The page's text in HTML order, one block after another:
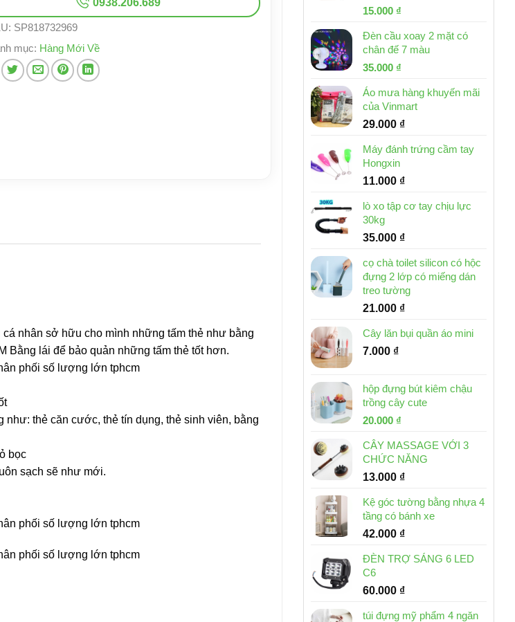
Giá
là:
32.000 ₫.
15.000 ₫
tại
là:
Đèn cầu xoay 2 mặt có
chân đế 7 màu
Giá
là:
46.000 ₫.
35.000 ₫
tại
là:
35.000 ₫.
Áo mưa hàng khuyến mãi
của Vinmart
29.000 ₫
Máy đánh trứng cầm tay
Hongxin
11.000 ₫
lò xo tập cơ tay chịu lực
30kg
35.000 ₫
cọ chà toilet silicon có hộc
đựng 2 lớp có miếng dán
treo tường
21.000 ₫
Cây lăn bụi quần áo mini
7.000 ₫
hộp đựng bút kiêm chậu
trồng cây cute
Giá
là:
30.000 ₫.
20.000 ₫
tại
là:
20.000 ₫.
CÂY MASSAGE VỚI 3
CHỨC NĂNG
13.000 ₫
Kệ góc tường bằng nhựa 4
tầng có bánh xe
42.000 ₫
ĐÈN TRỢ SÁNG 6 LED
C6
60.000 ₫
túi đựng mỹ phẩm 4 ngăn
0938.206.689
SP818732969
mục: Hàng Mới Về
nhân sở hữu cho mình những tấm thẻ như bằng
Bằng lái để bảo quản những tấm thẻ tốt hơn.
phối số lượng lớn tphcm
thẻ căn cước, thẻ tín dụng, thẻ sinh viên, bằng
bọc
sạch sẽ như mới.
phối số lượng lớn tphcm
phối số lượng lớn tphcm